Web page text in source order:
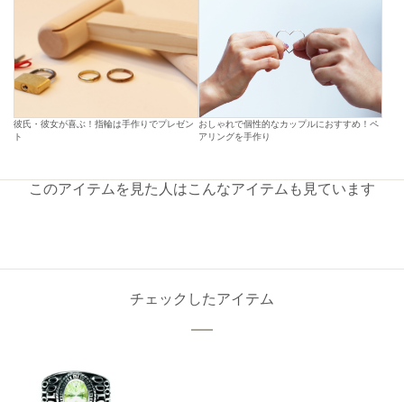
彼氏・彼女が喜ぶ！指輪は手作りでプレゼン
ト
おしゃれで個性的なカップルにおすすめ！ペ
アリングを手作り
このアイテムを見た人はこんなアイテムも見ています
チェックしたアイテム